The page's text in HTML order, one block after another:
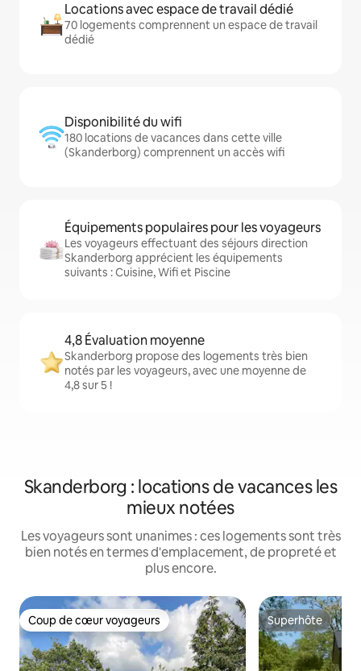
Locations avec espace de travail dédié
70 logements comprennent un espace de travail
dédié
Disponibilité du wifi
180 locations de vacances dans cette ville
(Skanderborg) comprennent un accès wifi
Équipements populaires pour les voyageurs
Les voyageurs effectuant des séjours direction
Skanderborg apprécient les équipements
suivants : Cuisine, Wifi et Piscine
4,8 Évaluation moyenne
Skanderborg propose des logements très bien
notés par les voyageurs, avec une moyenne de
4,8 sur 5 !
Skanderborg : locations de vacances les
mieux notées
Les voyageurs sont unanimes : ces logements sont très
bien notés en termes d'emplacement, de propreté et
plus encore.
Coup de cœur voyageurs
Coup de cœur voyageurs Superhôte
Superhôte